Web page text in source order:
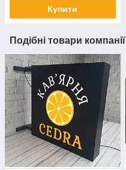
Купити
Подібні товари компанії